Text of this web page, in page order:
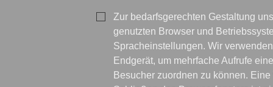
Zur bedarfsgerechten Gestaltung
genutzten Browser und
Spracheinstellungen. Wir
Endgerät, um mehrfache Aufrufe
Besucher zuordnen zu können.